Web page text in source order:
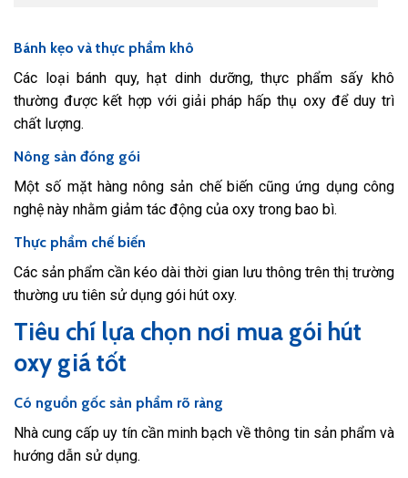
Bánh kẹo và thực phẩm khô
Các loại bánh quy, hạt dinh dưỡng, thực phẩm sấy khô
thường được kết hợp với giải pháp hấp thụ oxy để duy trì
chất lượng.
Nông sản đóng gói
Một số mặt hàng nông sản chế biến cũng ứng dụng công
nghệ này nhằm giảm tác động của oxy trong bao bì.
Thực phẩm chế biến
Các sản phẩm cần kéo dài thời gian lưu thông trên thị trường
thường ưu tiên sử dụng gói hút oxy.
Tiêu chí lựa chọn nơi mua gói hút
oxy giá tốt
Có nguồn gốc sản phẩm rõ ràng
Nhà cung cấp uy tín cần minh bạch về thông tin sản phẩm và
hướng dẫn sử dụng.